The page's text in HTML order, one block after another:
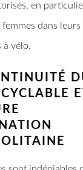
en
dans leurs
à vélo.